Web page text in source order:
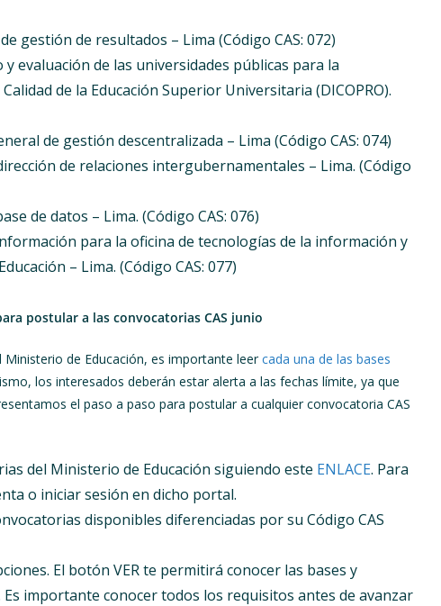
gestión de resultados – Lima (Código CAS: 072)
evaluación de las universidades públicas para la
de la Educación Superior Universitaria (DICOPRO).
de gestión descentralizada – Lima (Código CAS: 074)
de relaciones intergubernamentales – Lima. (Código
de datos – Lima. (Código CAS: 076)
para la oficina de tecnologías de la información y
– Lima. (Código CAS: 077)
postular a las convocatorias CAS junio
de Educación, es importante leercada una de las bases
los interesados deberán estar alerta a las fechas límite, ya que
el paso a paso para postular a cualquier convocatoria CAS
del Ministerio de Educación siguiendo este ENLACE. Para
o iniciar sesión en dicho portal.
disponibles diferenciadas por su Código CAS
El botón VER te permitirá conocer las bases y
importante conocer todos los requisitos antes de avanzar